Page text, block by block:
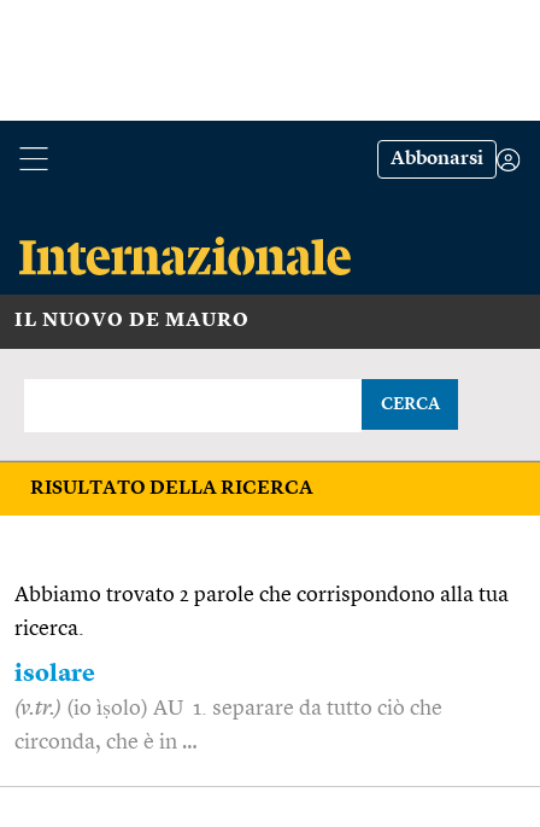
Abbonarsi
IL NUOVO DE MAURO
CERCA
RISULTATO DELLA RICERCA
Abbiamo trovato 2 parole che corrispondono alla tua
ricerca.
isolare
(v.tr.) (io ìṣolo) AU 1. separare da tutto ciò che
circonda, che è in …